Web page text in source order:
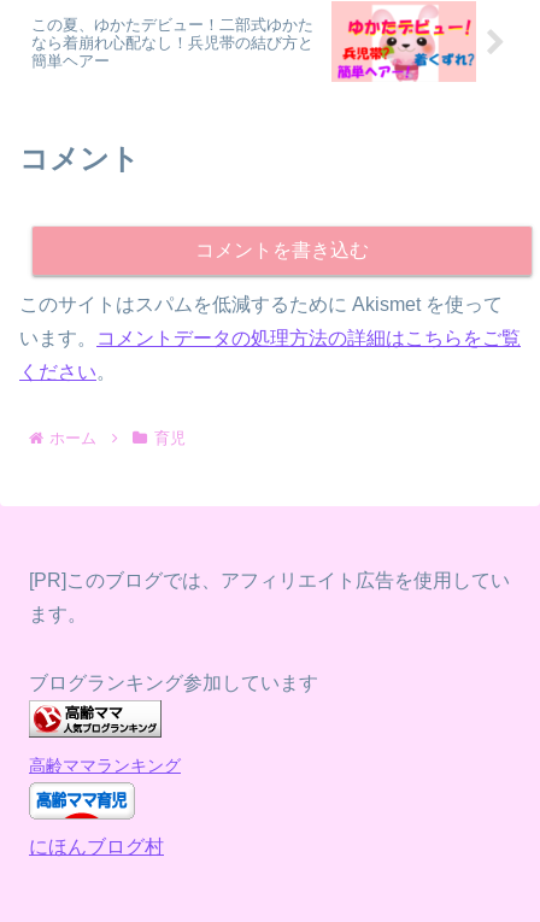
この夏、ゆかたデビュー！二部式ゆかた
なら着崩れ心配なし！兵児帯の結び方と
簡単ヘアー
コメント
コメントを書き込む
このサイトはスパムを低減するために Akismet を使って
います。
コメントデータの処理方法の詳細はこちらをご覧
ください。
ホーム 育児
[PR]このブログでは、アフィリエイト広告を使用してい
ます。
ブログランキング参加しています
高齢ママランキング
にほんブログ村